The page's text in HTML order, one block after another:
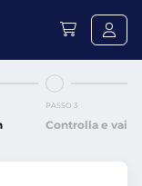
PASSO 3
Controlla e vai